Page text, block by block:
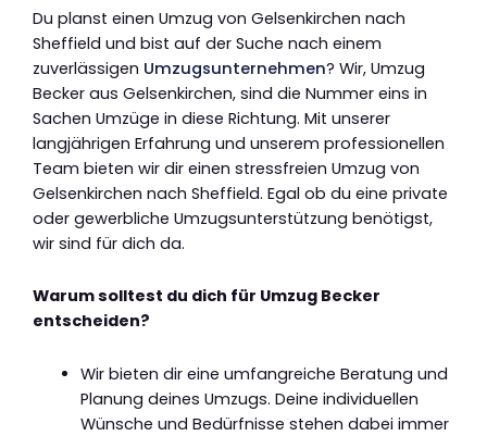
Du planst einen Umzug von Gelsenkirchen nach
Sheffield und bist auf der Suche nach einem
zuverlässigen Umzugsunternehmen? Wir, Umzug
Becker aus Gelsenkirchen, sind die Nummer eins in
Sachen Umzüge in diese Richtung. Mit unserer
langjährigen Erfahrung und unserem professionellen
Team bieten wir dir einen stressfreien Umzug von
Gelsenkirchen nach Sheffield. Egal ob du eine private
oder gewerbliche Umzugsunterstützung benötigst,
wir sind für dich da.
Warum solltest du dich für Umzug Becker
entscheiden?
Wir bieten dir eine umfangreiche Beratung und
Planung deines Umzugs. Deine individuellen
Wünsche und Bedürfnisse stehen dabei immer